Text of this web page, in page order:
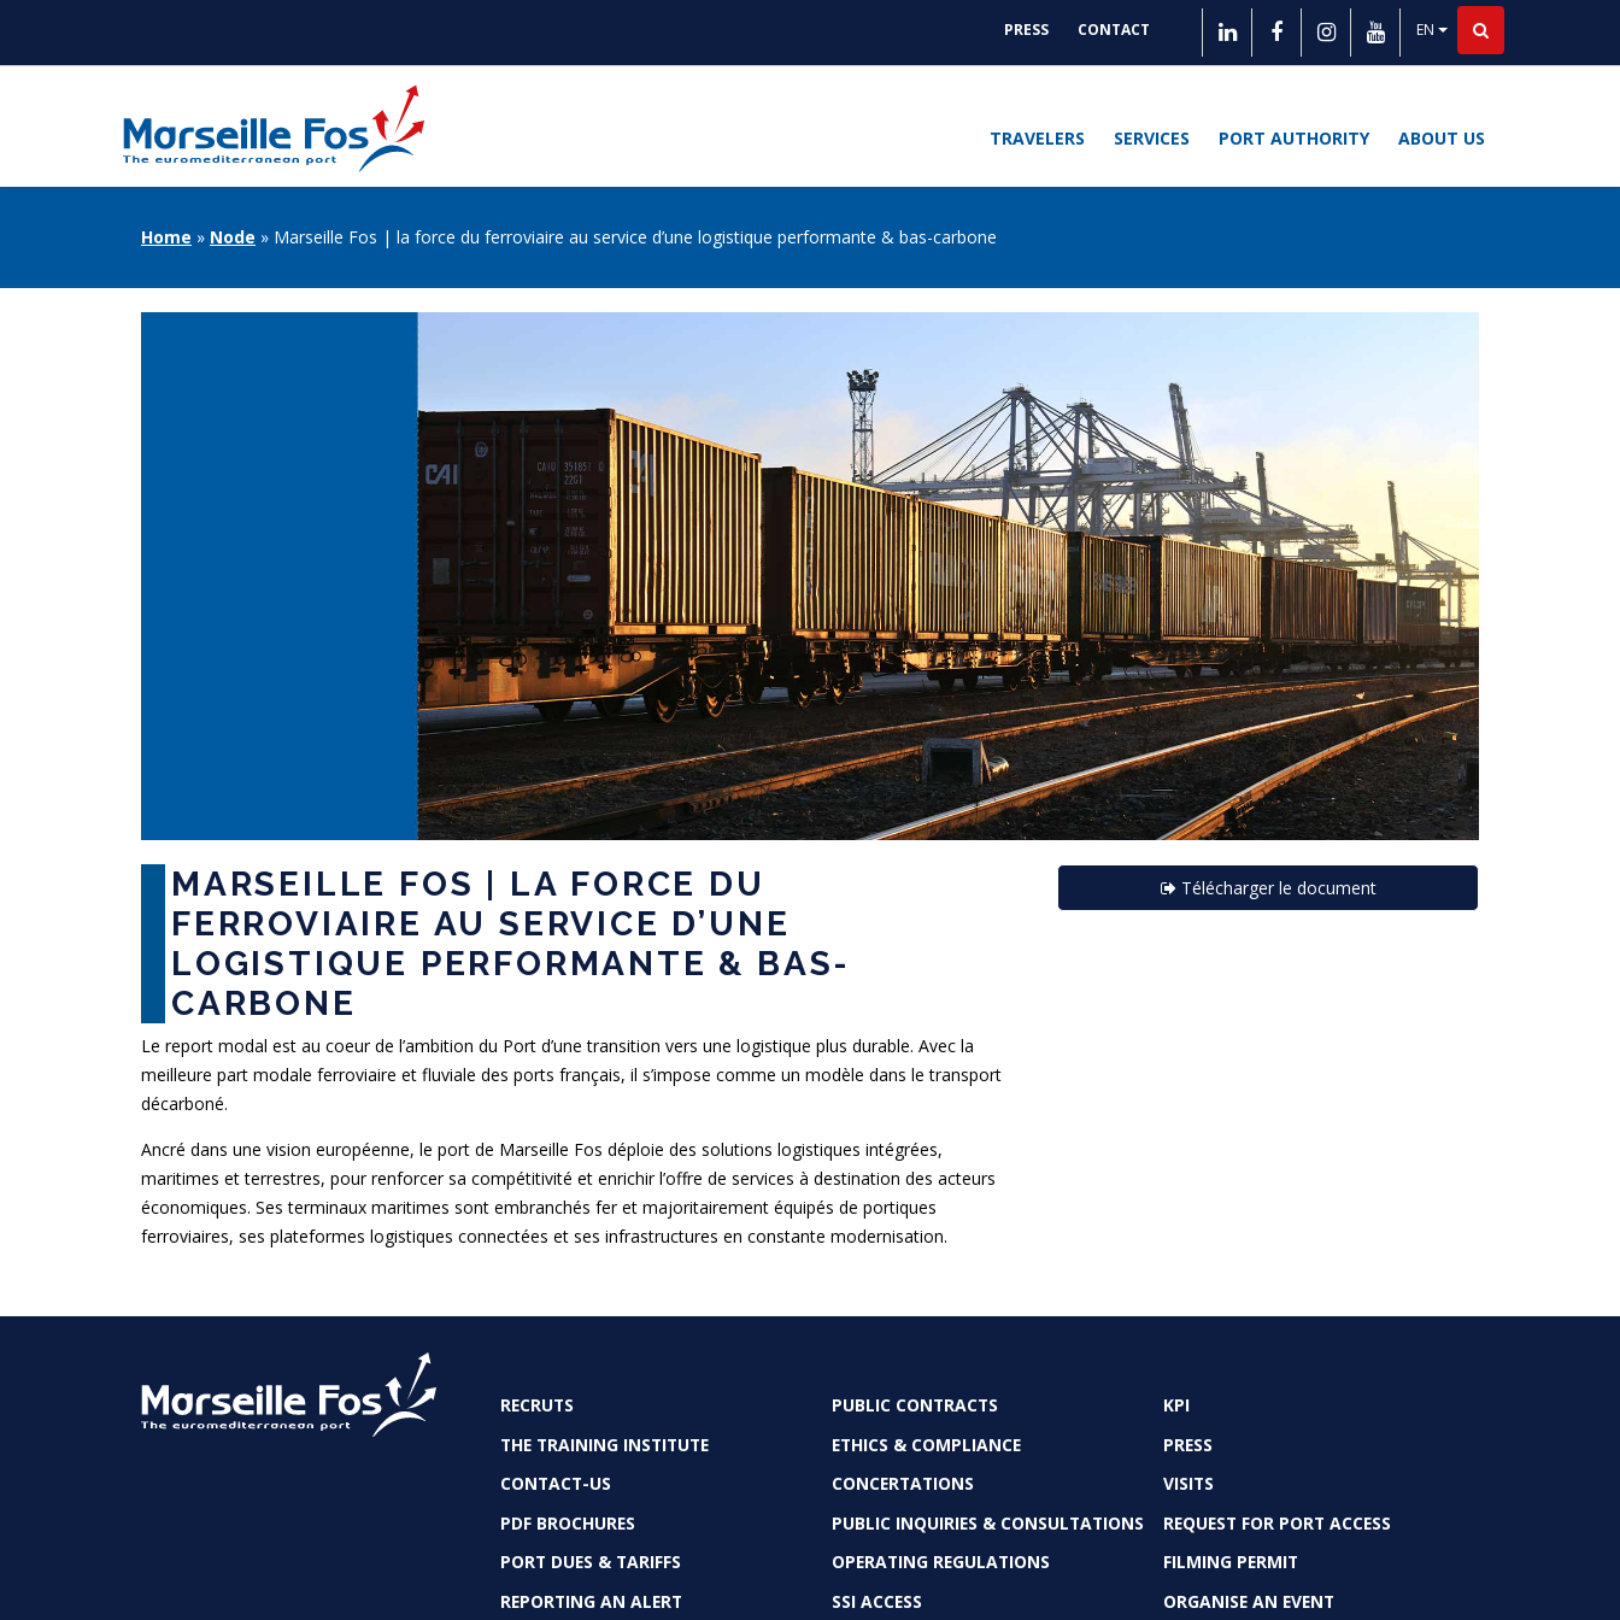
main
EN List additional actions
ACTUALITÉS
PRESSE
PRESS CONTACT
GPMM
TRAVELERS SERVICES PORT AUTHORITY ABOUT US
BREADCRUMB
Home Node Marseille Fos | la force du ferroviaire au service d’une logistique performante & bas-carbone
MARSEILLE FOS | LA FORCE DU
FERROVIAIRE AU SERVICE D’UNE
LOGISTIQUE PERFORMANTE & BAS-
CARBONE
Le report modal est au coeur de l’ambition du Port d’une transition vers une logistique plus durable. Avec la
meilleure part modale ferroviaire et fluviale des ports français, il s’impose comme un modèle dans le transport
décarboné.
Ancré dans une vision européenne, le port de Marseille Fos déploie des solutions logistiques intégrées,
maritimes et terrestres, pour renforcer sa compétitivité et enrichir l’offre de services à destination des acteurs
économiques. Ses terminaux maritimes sont embranchés fer et majoritairement équipés de portiques
ferroviaires, ses plateformes logistiques connectées et ses infrastructures en constante modernisation.
Télécharger le document
FOOTER
RECRUTS
THE TRAINING INSTITUTE
CONTACT-US
PDF BROCHURES
PORT DUES & TARIFFS
REPORTING AN ALERT
PUBLIC CONTRACTS
ETHICS & COMPLIANCE
CONCERTATIONS
PUBLIC INQUIRIES & CONSULTATIONS
OPERATING REGULATIONS
SSI ACCESS
KPI
PRESS
VISITS
REQUEST FOR PORT ACCESS
FILMING PERMIT
ORGANISE AN EVENT